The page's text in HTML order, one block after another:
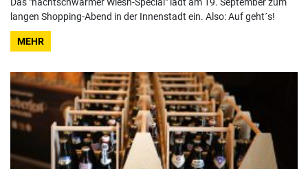
Das "nachtschwärmer Wiesn-Special" lädt am 19. September zum
langen Shopping-Abend in der Innenstadt ein. Also: Auf geht´s!
MEHR